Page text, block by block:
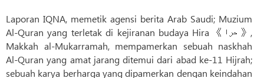
Laporan IQNA, memetik agensi berita Arab Saudi; Muzium
Al-Quran yang terletak di kejiranan budaya Hira 《حرا》,
Makkah al-Mukarramah, mempamerkan sebuah naskhah
Al-Quran yang amat jarang ditemui dari abad ke-11 Hijrah;
sebuah karya berharga yang dipamerkan dengan keindahan